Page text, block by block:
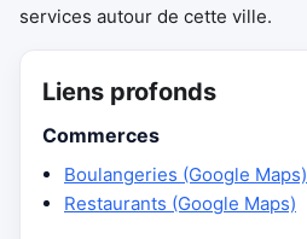
services autour de cette ville.
Liens profonds
Commerces
Boulangeries (Google Maps)
Restaurants (Google Maps)